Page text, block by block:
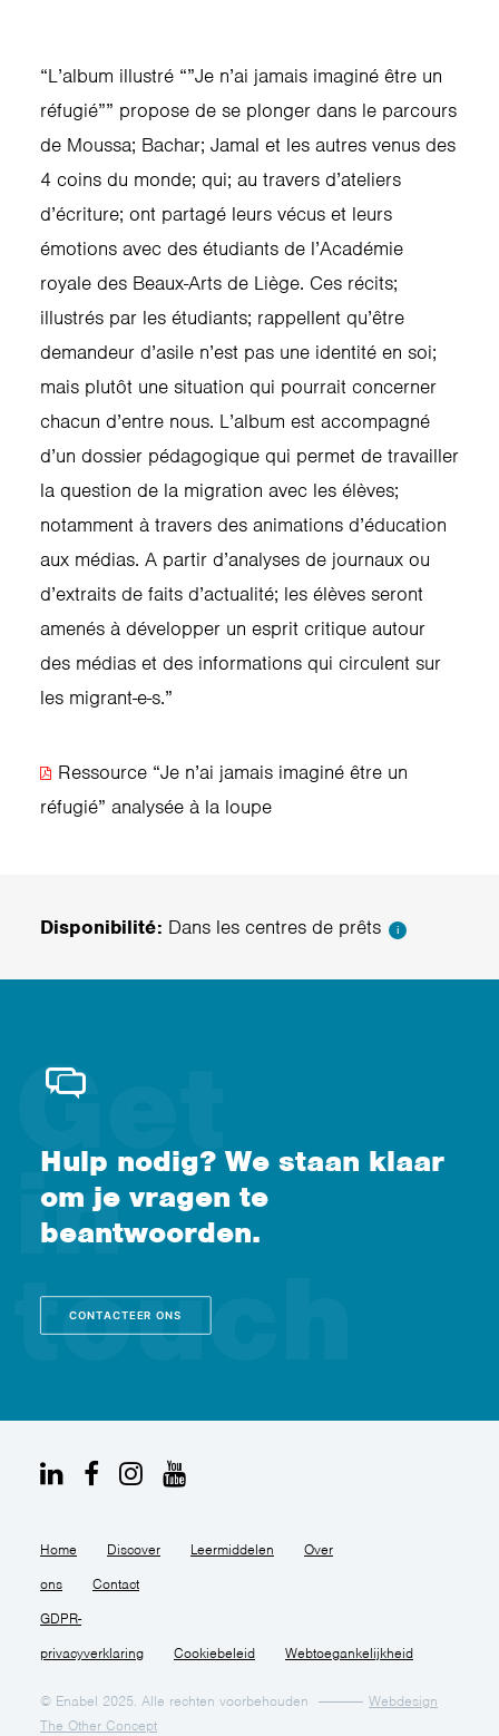
“L’album illustré “”Je n’ai jamais imaginé être un
réfugié”” propose de se plonger dans le parcours
de Moussa; Bachar; Jamal et les autres venus des
4 coins du monde; qui; au travers d’ateliers
d’écriture; ont partagé leurs vécus et leurs
émotions avec des étudiants de l’Académie
royale des Beaux-Arts de Liège. Ces récits;
illustrés par les étudiants; rappellent qu’être
demandeur d’asile n’est pas une identité en soi;
mais plutôt une situation qui pourrait concerner
chacun d’entre nous. L’album est accompagné
d’un dossier pédagogique qui permet de travailler
la question de la migration avec les élèves;
notamment à travers des animations d’éducation
aux médias. A partir d’analyses de journaux ou
d’extraits de faits d’actualité; les élèves seront
amenés à développer un esprit critique autour
des médias et des informations qui circulent sur
les migrant-e-s.”
Ressource “Je n’ai jamais imaginé être un
réfugié” analysée à la loupe
Disponibilité: Dans les centres de prêts i
Hulp nodig? We staan klaar
om je vragen te
beantwoorden.
CONTACTEER ONS
Home Discover Leermiddelen Over
ons Contact
GDPR-
privacyverklaring Cookiebeleid Webtoegankelijkheid
© Enabel 2025. Alle rechten voorbehouden
Webdesign
The Other Concept